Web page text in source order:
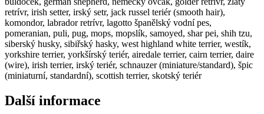
retrívr, irish setter, irský setr, jack russel teriér (smooth hair),
komondor, labrador retrívr, lagotto španělský vodní pes,
pomeranian, puli, pug, mops, mopslík, samoyed, shar pei, shih tzu,
siberský husky, sibiřský hasky, west highland white terrier, westík,
yorkshire terrier, yorkšírský teriér, airedale terrier, cairn terrier, daire
(wire), irish terrier, irský teriér, schnauzer (miniature/standard), špic
(miniaturní, standardní), scottish terrier, skotský teriér
Další informace